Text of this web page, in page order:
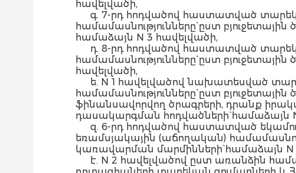
հավելվածի,
գ. 7-րդ հոդվածով հաստատված
համամասնությունները` ըստ
համաձայն N 3 հավելվածի,
դ. 8-րդ հոդվածով հաստատված
համամասնությունները` ըստ
հավելվածի,
ե. N 1 հավելվածով նախատեսված
համամասնությունները` ըստ
ֆինանսավորվող ծրագրերի, դրանք
դասակարգման հոդվածների` համաձայն
զ. 6-րդ հոդվածով հաստատված
եռամսյակային (աճողական)
կառավարման մարմինների` համաձայն N
է. N 2 հավելվածով ըստ առանձին